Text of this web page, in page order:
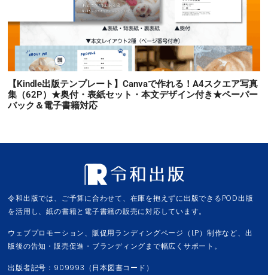
【Kindle出版テンプレート】Canvaで作れる！A4スクエア写真
集（62P）★奥付・表紙セット・本文デザイン付き★ペーパー
バック＆電子書籍対応
令和出版では、ご予算に合わせて、在庫を抱えずに出版できるPOD出版
を活用し、紙の書籍と電子書籍の販売に対応しています。
ウェブプロモーション、販促用ランディングページ（LP）制作など、出
版後の告知・販売促進・ブランディングまで幅広くサポート。
出版者記号：909993（日本図書コード）